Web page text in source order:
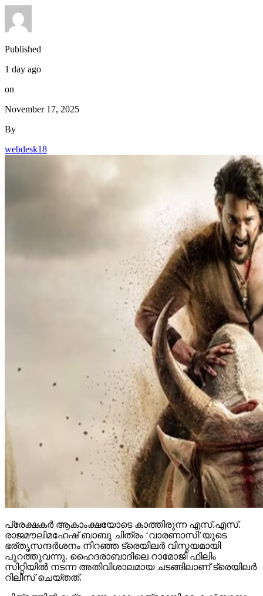
Published
1 day ago
on
November 17, 2025
By
webdesk18
പ്രേക്ഷകര്‍ ആകാംക്ഷയോടെ കാത്തിരുന്ന എസ്.എസ്.
രാജമൗലിമഹേഷ് ബാബു ചിത്രം ‘വാരണാസി’യുടെ
ഭര്തൃസന്ദര്‍ശനം നിറഞ്ഞ ട്രെയിലര്‍ വിസ്മയമായി
പുറത്തുവന്നു. ഹൈദരാബാദിലെ റാമോജി ഫിലിം
സിറ്റിയില്‍ നടന്ന അതിവിശാലമായ ചടങ്ങിലാണ് ട്രെയിലര്‍
റിലീസ് ചെയ്തത്.